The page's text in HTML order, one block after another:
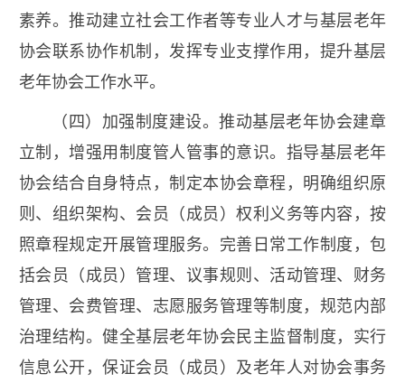
素养。推动建立社会工作者等专业人才与基层老年
协会联系协作机制，发挥专业支撑作用，提升基层
老年协会工作水平。
（四）加强制度建设。推动基层老年协会建章
立制，增强用制度管人管事的意识。指导基层老年
协会结合自身特点，制定本协会章程，明确组织原
则、组织架构、会员（成员）权利义务等内容，按
照章程规定开展管理服务。完善日常工作制度，包
括会员（成员）管理、议事规则、活动管理、财务
管理、会费管理、志愿服务管理等制度，规范内部
治理结构。健全基层老年协会民主监督制度，实行
信息公开，保证会员（成员）及老年人对协会事务